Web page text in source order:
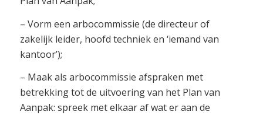
– Vorm een arbocommissie (de directeur of
zakelijk leider, hoofd techniek en ‘iemand van
kantoor’);
– Maak als arbocommissie afspraken met
betrekking tot de uitvoering van het Plan van
Aanpak: spreek met elkaar af wat er aan de